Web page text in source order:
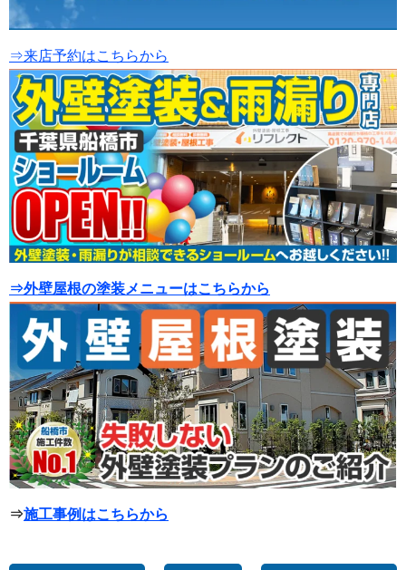
⇒来店予約はこちらから
⇒外壁屋根の塗装メニューはこちらから
⇒施工事例はこちらから